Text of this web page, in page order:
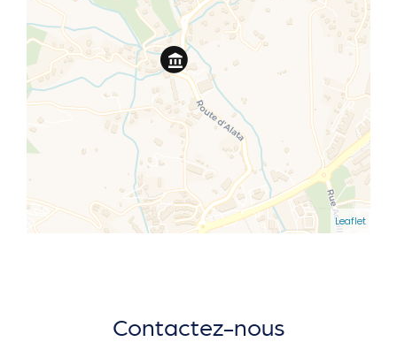
Leaflet
Contactez-nous